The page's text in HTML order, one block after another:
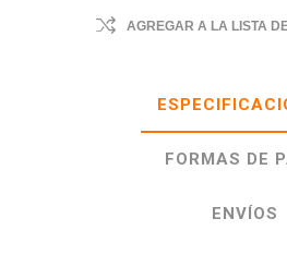
AGREGAR A LA LISTA
FORMAS DE
ENVÍOS